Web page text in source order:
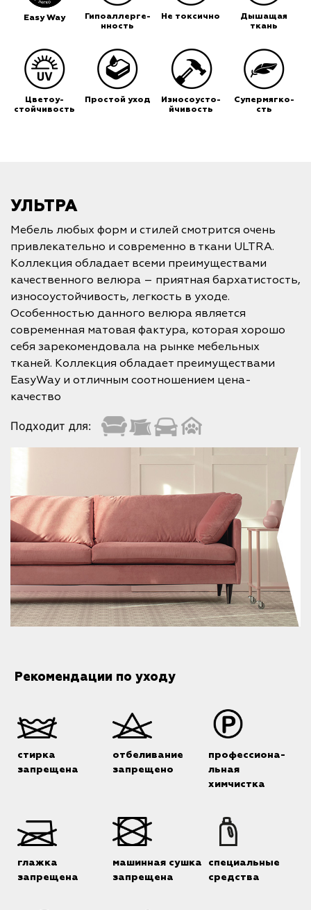
Easy Way
Гипоаллерге-
нность
Не токсично
Дышащая
ткань
Цветоу-
стойчивость
Простой уход
Износоусто-
йчивость
Супермягко-
сть
УЛЬТРА
Мебель любых форм и стилей смотрится очень
привлекательно и современно в ткани ULTRA.
Коллекция обладает всеми преимуществами
качественного велюра – приятная бархатистость,
износоустойчивость, легкость в уходе.
Особенностью данного велюра является
современная матовая фактура, которая хорошо
себя зарекомендовала на рынке мебельных
тканей. Коллекция обладает преимуществами
EasyWay и отличным соотношением цена-
качество
Подходит для:
Рекомендации по уходу
стирка
запрещена
отбеливание
запрещено
профессиона-
льная
химчистка
глажка
запрещена
машинная сушка
запрещена
специальные
средства